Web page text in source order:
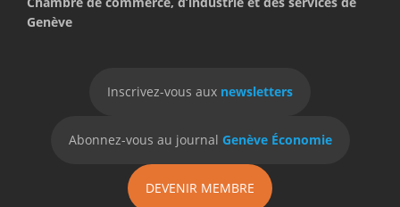
Genève
Inscrivez-vous aux newsletters
Abonnez-vous au journal Genève Économie
DEVENIR MEMBRE